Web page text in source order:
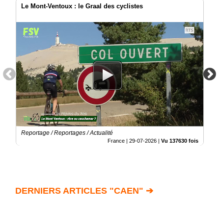
Le Mont-Ventoux : le Graal des cyclistes
Reportage / Reportages / Actualité
France | 29-07-2026 | Vu 137630 fois
DERNIERS ARTICLES "CAEN" ➔